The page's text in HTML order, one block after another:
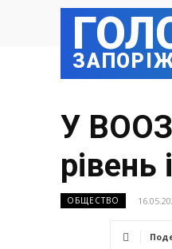
У ВООЗ
рівень
ОБЩЕСТВО